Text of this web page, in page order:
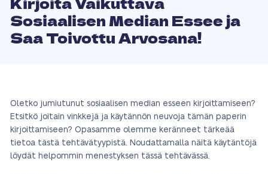
Sosiaalisen Median Essee ja
Saa Toivottu Arvosana!
Oletko jumiutunut sosiaalisen median esseen kirjoittamiseen?
Etsitkö joitain vinkkejä ja käytännön neuvoja tämän paperin
kirjoittamiseen? Opasamme olemme keränneet tärkeää
tietoa tästä tehtävätyypistä. Noudattamalla näitä käytäntöjä
löydät helpommin menestyksen tässä tehtävässä.